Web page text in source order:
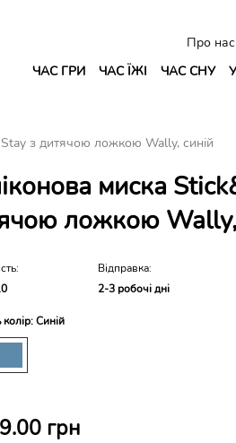
Про нас
ЧАС ГРИ
ЧАС ЇЖІ ЧАС СНУ
з дитячою ложкою Wally, синій
миска
ложкою Wally,
Відправка:
2-3 робочі дні
колір: Синій
грн